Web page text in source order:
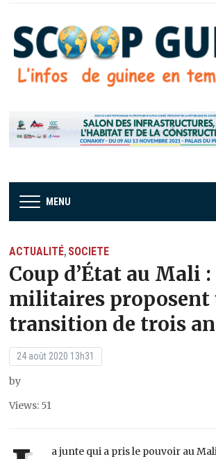
MENU
ACTUALITÉ, SOCIETE
Coup d’État au Mali :
militaires proposent
transition de trois
24 août 2020 13h31
by
Views: 51
a junte qui a pris le pouvoir au